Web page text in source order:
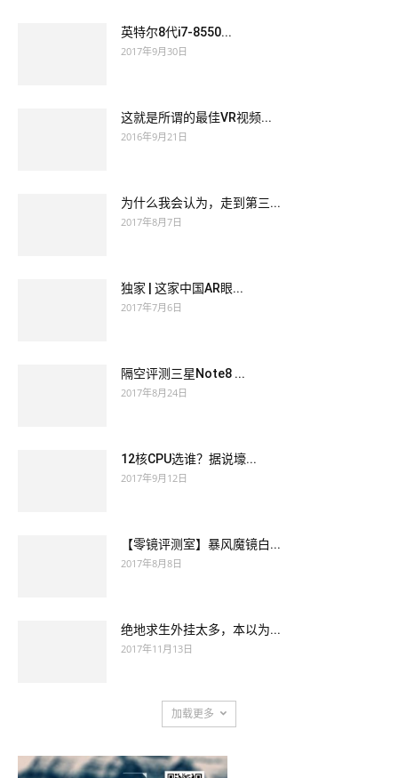
英特尔8代i7-8550...
2017年9月30日
这就是所谓的最佳VR视频...
2016年9月21日
为什么我会认为，走到第三...
2017年8月7日
独家 | 这家中国AR眼...
2017年7月6日
隔空评测三星Note8 ...
2017年8月24日
12核CPU选谁？据说壕...
2017年9月12日
【零镜评测室】暴风魔镜白...
2017年8月8日
绝地求生外挂太多，本以为...
2017年11月13日
加载更多